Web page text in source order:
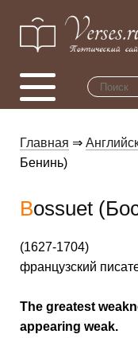
Главная ⇒
Бенинь)
Bossuet
(1627-1704)
французский
The greatest
appearing weak.